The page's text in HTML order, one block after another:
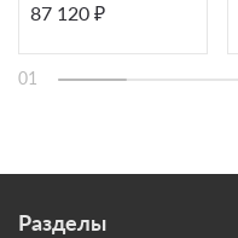
87 120 ₽
01
Разделы